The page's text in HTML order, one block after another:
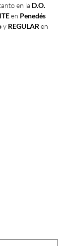
en la D.O.
en Penedés
y REGULAR en